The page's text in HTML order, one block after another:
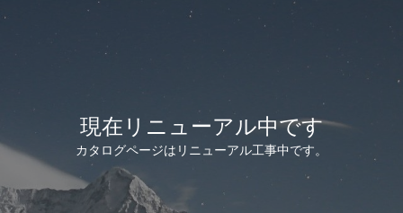
現在リニューアル中です
カタログページはリニューアル工事中です。